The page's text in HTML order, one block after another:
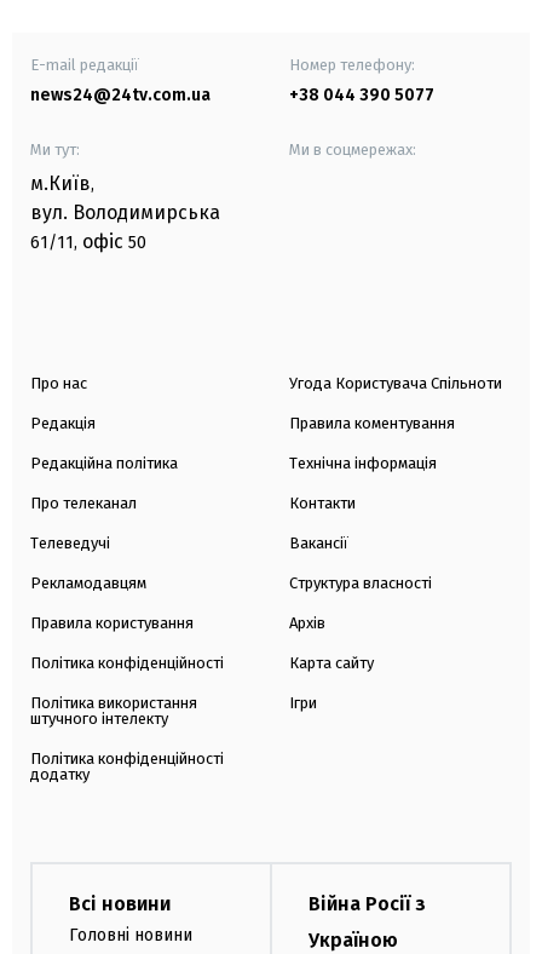
E-mail редакції
news24@24tv.com.ua
Номер телефону:
+38 044 390 5077
Ми тут:
м.Київ,
вул. Володимирська
61/11, офіс 50
Ми в соцмережах:
Про нас
Редакція
Редакційна політика
Про телеканал
Телеведучі
Рекламодавцям
Правила користування
Політика конфіденційності
Політика використання
штучного інтелекту
Політика конфіденційності
додатку
Угода Користувача Спільноти
Правила коментування
Технічна інформація
Контакти
Вакансії
Структура власності
Архів
Карта сайту
Ігри
Всі новини
Головні новини
Війна Росії з
Україною